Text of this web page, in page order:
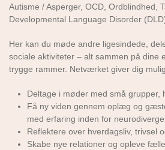
Autisme / Asperger, OCD, Ordblindhed,
Developmental Language Disorder
Her kan du møde andre ligesindede,
sociale aktiviteter – alt sammen på dine
trygge rammer. Netværket giver dig
Deltage i møder med små grupper,
Få ny viden gennem oplæg og
med erfaring inden for
Reflektere over hverdagsliv, trivsel
Skabe nye relationer og opleve